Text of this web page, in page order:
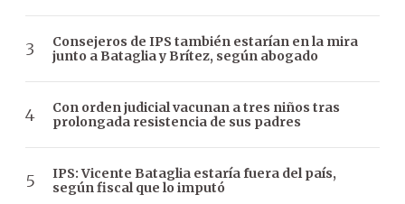
Consejeros de IPS también estarían en la mira
junto a Bataglia y Brítez, según abogado
Con orden judicial vacunan a tres niños tras
prolongada resistencia de sus padres
IPS: Vicente Bataglia estaría fuera del país,
según fiscal que lo imputó